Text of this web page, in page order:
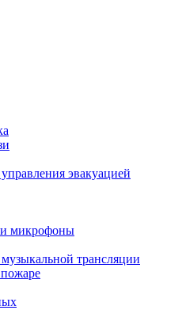
эвакуацией
микрофоны
трансляции